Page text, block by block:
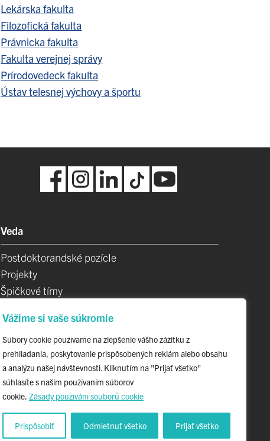
Vážime si vaše súkromie
Súbory cookie používame na zlepšenie vášho zážitku z
prehliadania, poskytovanie prispôsobených reklám alebo obsahu
a analýzu našej návštevnosti. Kliknutím na "Prijať všetko"
súhlasíte s naším používaním súborov
cookie. Zásady používání souborů cookie
Prispôsobiť Odmietnuť všetko Prijať všetko
Lekárska fakulta
Filozofická fakulta
Právnicka fakulta
Fakulta verejnej správy
Prírodovedeck fakulta
Ústav telesnej výchovy a športu
Veda
Postdoktorandské pozícIe
Projekty
Špičkové tímy
Vedecké parky
Evidencia publikačnej činnosti
Habilitačné a vymenúvacie konania